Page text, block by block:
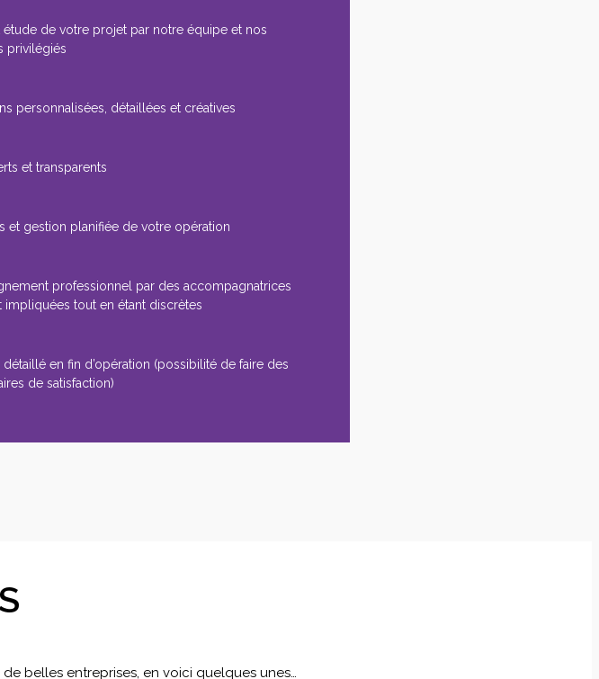
étude de votre projet par notre équipe et nos
privilégiés
personnalisées, détaillées et créatives
et transparents
et gestion planifiée de votre opération
professionnel par des accompagnatrices
impliquées tout en étant discrètes
détaillé en fin d’opération (possibilité de faire des
de satisfaction)
belles entreprises, en voici quelques unes…